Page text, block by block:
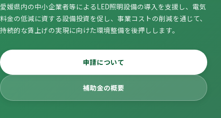
愛媛県内の中小企業者等によるLED照明設備の導入を支援し、電気
料金の低減に資する設備投資を促し、事業コストの削減を通じて、
持続的な賃上げの実現に向けた環境整備を後押しします。
申請について
補助金の概要